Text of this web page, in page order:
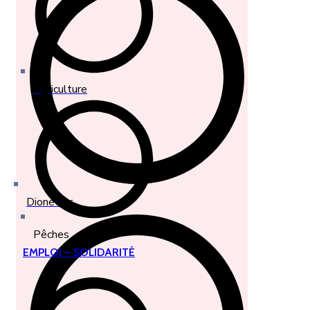
Dionewar
Agriculture
Pêches
EMPLOI – SOLIDARITÉ